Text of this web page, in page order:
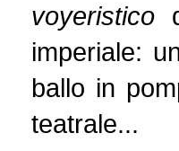
voyeristico
imperiale:
ballo in
teatrale...